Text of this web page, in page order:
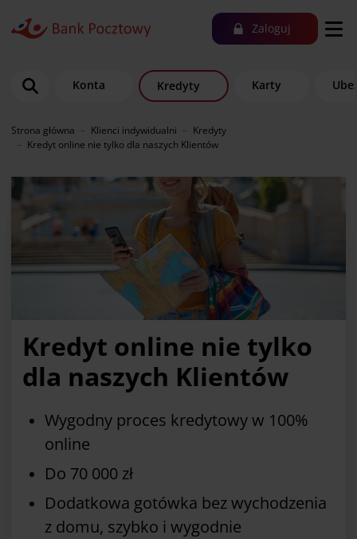
Zaloguj
Konta Kredyty Karty
Strona główna Klienci indywidualni
Kredyty
Kredyt online nie tylko dla naszych Klientów
Kredyt online nie tylko
dla naszych Klientów
Wygodny proces kredytowy w 100%
online
Do 70 000 zł
Dodatkowa gotówka bez wychodzenia
z domu, szybko i wygodnie